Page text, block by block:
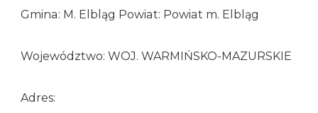
Gmina: M. Elbląg Powiat: Powiat m. Elbląg
Województwo: WOJ. WARMIŃSKO-MAZURSKIE
Adres: